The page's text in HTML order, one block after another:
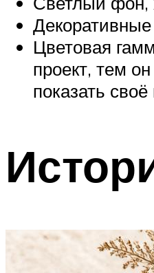
Цветовая
проект, тем
показать